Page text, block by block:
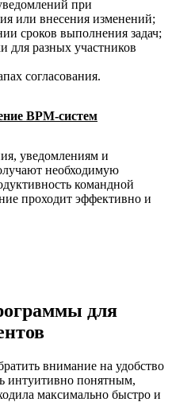
при
или внесения изменений;
сроков выполнения задач;
для разных участников
согласования.
BPM-систем
уведомлениям и
необходимую
командной
проходит эффективно и
для
внимание на удобство
интуитивно понятным,
максимально быстро и